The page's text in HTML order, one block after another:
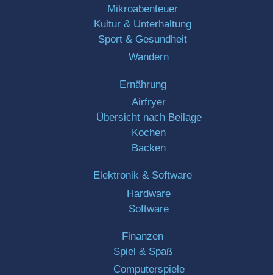
Mikroabenteuer
Kultur & Unterhaltung
Sport & Gesundheit
Wandern
Ernährung
Airfryer
Übersicht nach Beilage
Kochen
Backen
Elektronik & Software
Hardware
Software
Finanzen
Spiel & Spaß
Computerspiele